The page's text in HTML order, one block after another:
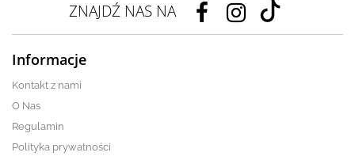
ZNAJDŹ NAS NA
Informacje
Kontakt z nami
O Nas
Regulamin
Polityka prywatności